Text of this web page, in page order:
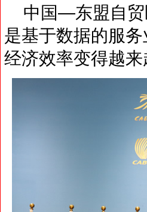
中国—东盟自贸
是基于数据的服
经济效率变得越来